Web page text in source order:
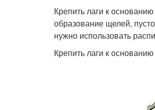
Крепить лаги к
образование щелей,
нужно использовать
Крепить лаги к